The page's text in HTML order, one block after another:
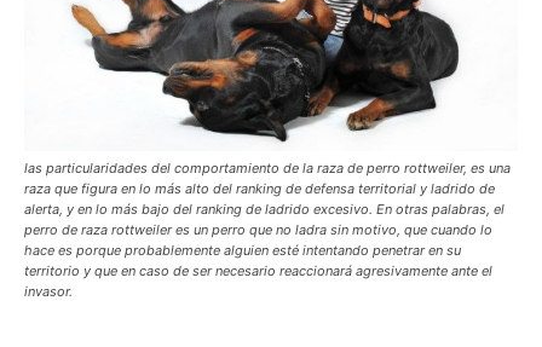
de
Perros
las particularidades del comportamiento de la raza de perro rottweiler, es una
raza que figura en lo más alto del ranking de defensa territorial y ladrido de
alerta, y en lo más bajo del ranking de ladrido excesivo. En otras palabras, el
perro de raza rottweiler es un perro que no ladra sin motivo, que cuando lo
hace es porque probablemente alguien esté intentando penetrar en su
territorio y que en caso de ser necesario reaccionará agresivamente ante el
invasor.